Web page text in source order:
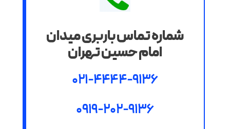
شماره تماس باربری میدان
امام حسین تهران
021-4444-9136
0919-202-9136